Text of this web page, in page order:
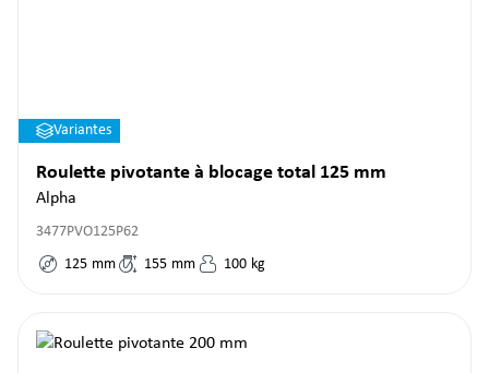
Variantes
Roulette pivotante à blocage total 125 mm
Alpha
3477PVO125P62
125 mm 155 mm 100 kg